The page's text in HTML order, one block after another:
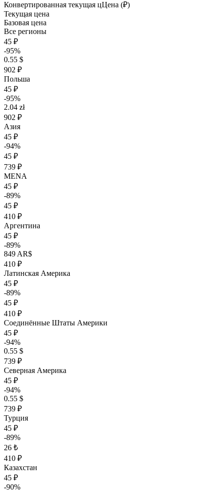
Конвертированная текущая цЦена (₽)
Текущая цена
Базовая цена
Все регионы
45 ₽
-95%
0.55 $
902 ₽
Польша
45 ₽
-95%
2.04 zł
902 ₽
Азия
45 ₽
-94%
45 ₽
739 ₽
MENA
45 ₽
-89%
45 ₽
410 ₽
Аргентина
45 ₽
-89%
849 AR$
410 ₽
Латинская Америка
45 ₽
-89%
45 ₽
410 ₽
Соединённые Штаты Америки
45 ₽
-94%
0.55 $
739 ₽
Северная Америка
45 ₽
-94%
0.55 $
739 ₽
Турция
45 ₽
-89%
26 ₺
410 ₽
Казахстан
45 ₽
-90%